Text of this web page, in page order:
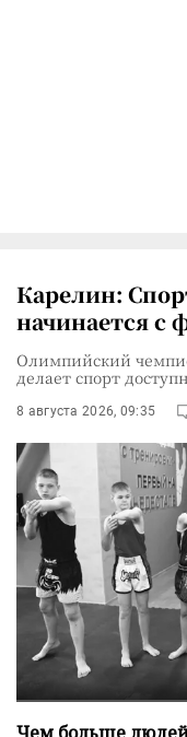
Карелин:
начинается с
Олимпийский
делает спорт
8 августа 2026, 09:35